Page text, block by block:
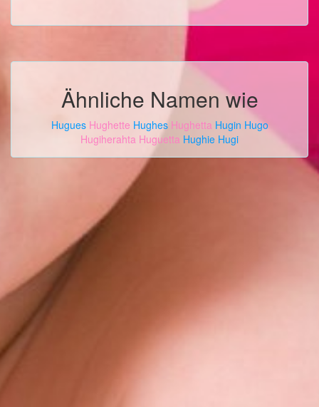
Ähnliche Namen wie
Hugues Hughette Hughes Hughetta Hugin Hugo
Hugiherahta Huguetta Hughie Hugi